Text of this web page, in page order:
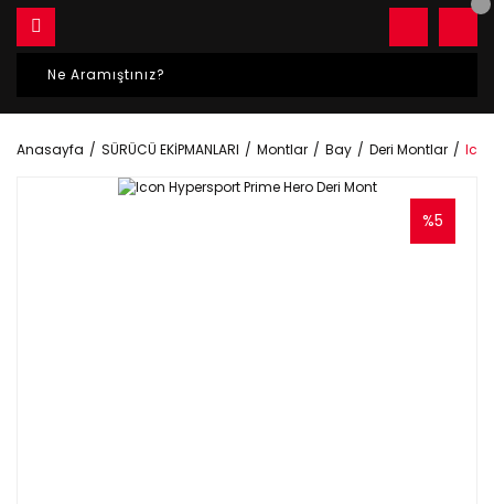
Anasayfa SÜRÜCÜ EKİPMANLARI Montlar Bay Deri Montlar
%5